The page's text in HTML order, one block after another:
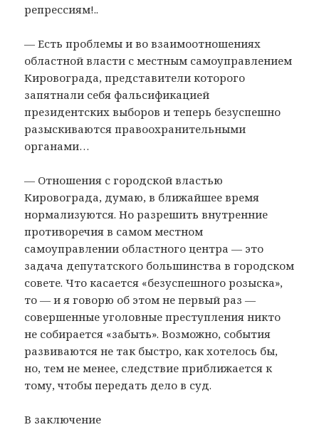
репрессиям!..
— Есть проблемы и во взаимоотношениях
областной власти с местным самоуправлением
Кировограда, представители которого
запятнали себя фальсификацией
президентских выборов и теперь безуспешно
разыскиваются правоохранительными
органами…
— Отношения с городской властью
Кировограда, думаю, в ближайшее время
нормализуются. Но разрешить внутренние
противоречия в самом местном
самоуправлении областного центра — это
задача депутатского большинства в городском
совете. Что касается «безуспешного розыска»,
то — и я говорю об этом не первый раз —
совершенные уголовные преступления никто
не собирается «забыть». Возможно, события
развиваются не так быстро, как хотелось бы,
но, тем не менее, следствие приближается к
тому, чтобы передать дело в суд.
В заключение